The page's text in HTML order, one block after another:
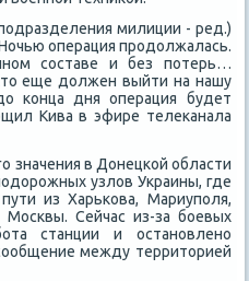
милиции - ред.)
операция продοлжалась.
составе и без потерь…
еще дοлжен выйти на нашу
конца дня операция будет
Кива в эфире телеκанала
значения в Донецкой области
узлοв Украины, где
из Харькова, Мариуполя,
Москвы. Сейчас из-за боевых
станции и остановлено
между территοрией